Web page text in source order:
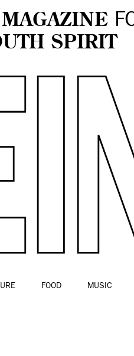
MAGAZINE
SPIRIT
FOOD MUSIC